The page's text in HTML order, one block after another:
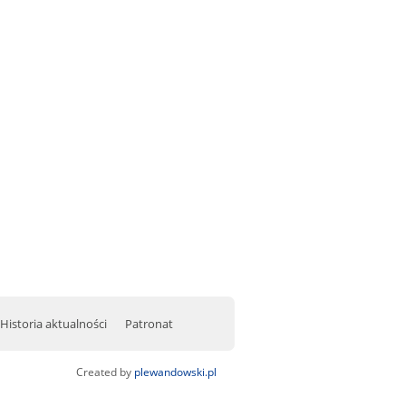
Historia aktualności Patronat
Created by plewandowski.pl